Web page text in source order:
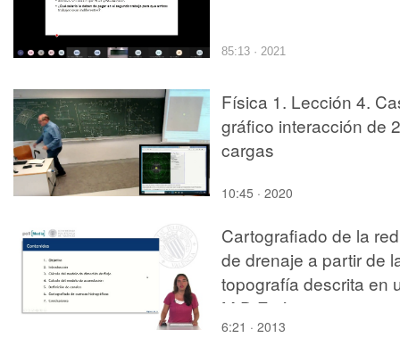
85:13 · 2021
Física 1. Lección 4.
gráfico interacción de 2
cargas
10:45 · 2020
Cartografiado de la red
de drenaje a partir de
topografía descrita en
M.D.E ráster
6:21 · 2013